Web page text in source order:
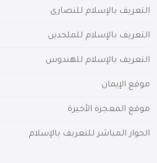
التعريف بالإسلام للنصارى
التعريف بالإسلام للملحدين
التعريف بالإسلام للهندوس
موقع الإيمان
موقع المعجزة الأخيرة
الحوار المباشر للتعريف بالإسلام